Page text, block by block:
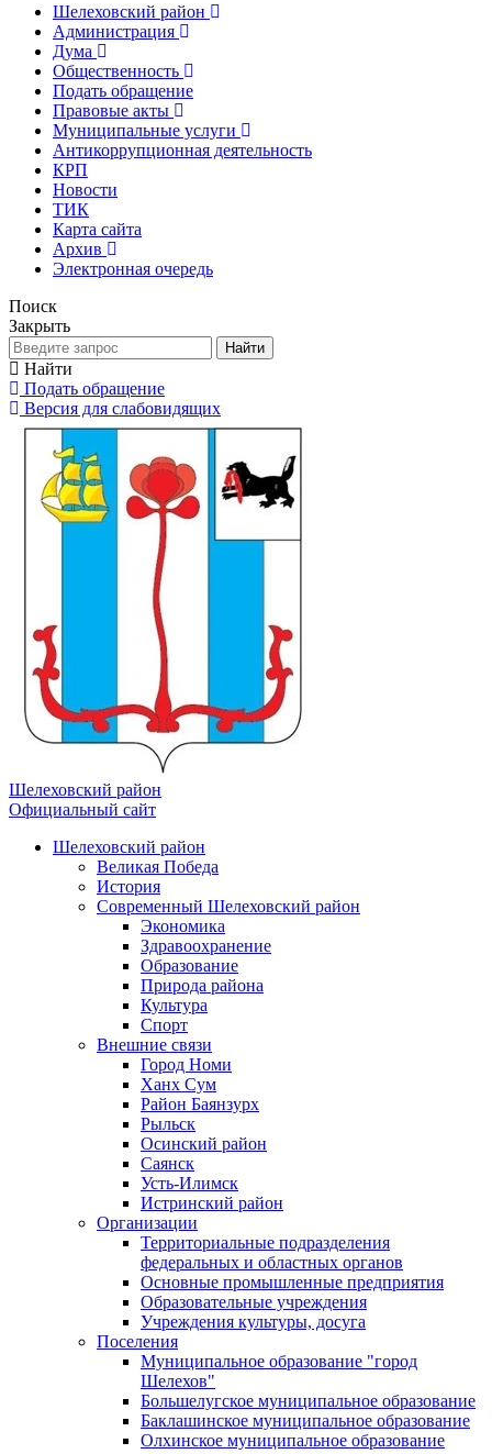
Шелеховский район
Администрация
Дума
Общественность
Подать обращение
Правовые акты
Муниципальные услуги
Антикоррупционная деятельность
КРП
Новости
ТИК
Карта сайта
Архив
Электронная очередь
Поиск
Закрыть
Найти
Найти
Подать обращение
Версия для слабовидящих
Шелеховский район
Официальный сайт
Шелеховский район
Великая Победа
История
Современный Шелеховский район
Экономика
Здравоохранение
Образование
Природа района
Культура
Спорт
Внешние связи
Город Номи
Ханх Сум
Район Баянзурх
Рыльск
Осинский район
Саянск
Усть-Илимск
Истринский район
Организации
Территориальные подразделения
федеральных и областных органов
Основные промышленные предприятия
Образовательные учреждения
Учреждения культуры, досуга
Поселения
Муниципальное образование "город
Шелехов"
Большелугское муниципальное образование
Баклашинское муниципальное образование
Олхинское муниципальное образование